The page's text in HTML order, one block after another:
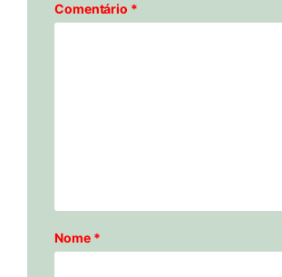
Comentário *
Nome *